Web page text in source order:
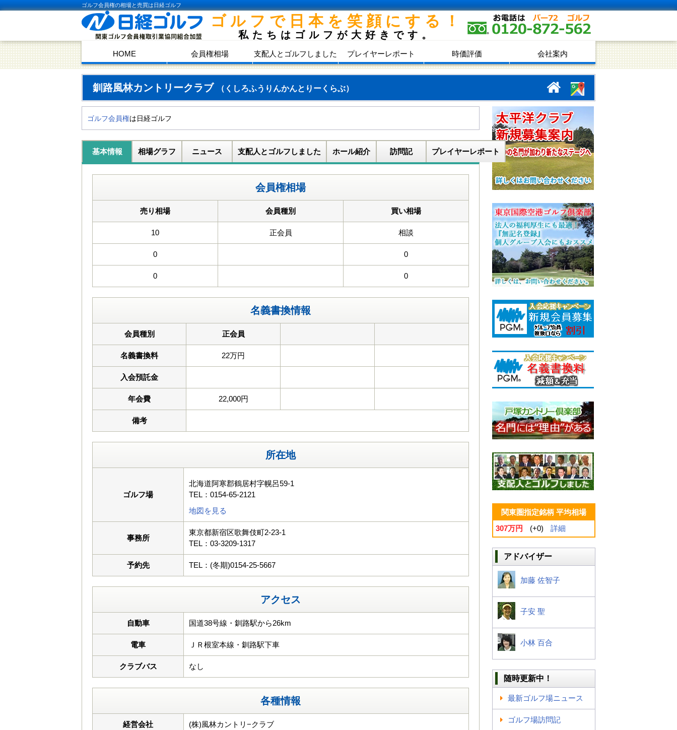
ゴルフ会員権の相場と売買は日経ゴルフ
ゴルフで日本を笑顔にする！
私たちはゴルフが大好きです。
HOME 会員権相場 支配人とゴルフしました プレイヤーレポート 時価評価 会社案内
釧路風林カントリークラブ （くしろふうりんかんとりーくらぶ）
ゴルフ会員権は日経ゴルフ
基本情報 相場グラフ ニュース 支配人とゴルフしました ホール紹介 訪問記 プレイヤーレポート
会員権相場
売り相場 会員種別 買い相場
10 正会員 相談
0 0
0 0
名義書換情報
会員種別 正会員
名義書換料 22万円
入会預託金
年会費 22,000円
備考
所在地
ゴルフ場
北海道阿寒郡鶴居村字幌呂59-1
TEL：0154-65-2121
地図を見る
事務所
東京都新宿区歌舞伎町2-23-1
TEL：03-3209-1317
予約先 TEL：(冬期)0154-25-5667
アクセス
自動車 国道38号線・釧路駅から26km
電車 ＪＲ根室本線・釧路駅下車
クラブバス なし
各種情報
経営会社 (株)風林カントリ−クラブ
関東圏指定銘柄 平均相場
307万円
(+0) 詳細
アドバイザー
加藤 佐智子
子安 聖
小林 百合
随時更新中！
最新ゴルフ場ニュース
ゴルフ場訪問記